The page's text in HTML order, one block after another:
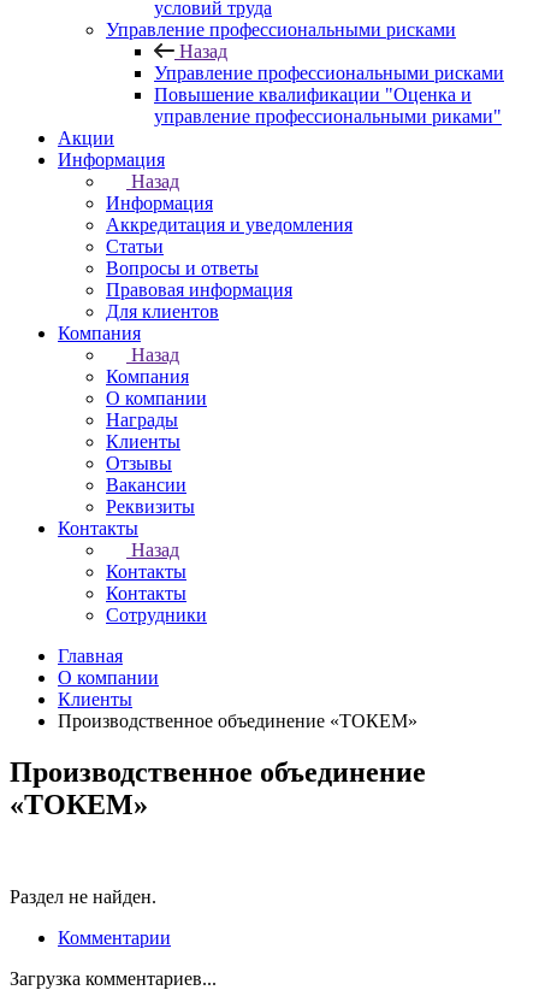
условий труда
Управление профессиональными рисками
Назад
Управление профессиональными рисками
Повышение квалификации "Оценка и
управление профессиональными риками"
Акции
Информация
Назад
Информация
Аккредитация и уведомления
Статьи
Вопросы и ответы
Правовая информация
Для клиентов
Компания
Назад
Компания
О компании
Награды
Клиенты
Отзывы
Вакансии
Реквизиты
Контакты
Назад
Контакты
Контакты
Сотрудники
Главная
О компании
Клиенты
Производственное объединение «ТОКЕМ»
Производственное объединение
«ТОКЕМ»
Раздел не найден.
Комментарии
Загрузка комментариев...